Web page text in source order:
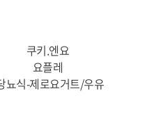
쿠키.엔요
요플레
뇨식-제로요거트/우유